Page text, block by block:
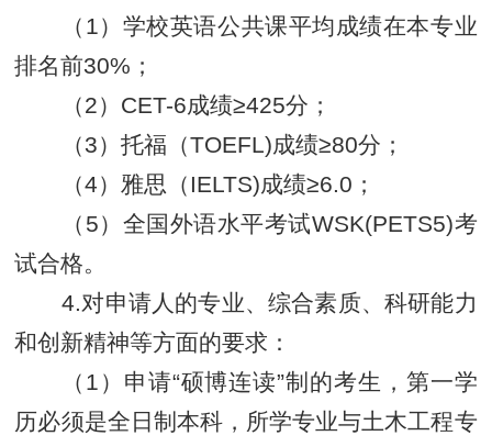
（1）学校英语公共课平均成绩在本专业
排名前30%；
（2）CET-6成绩≥425分；
（3）托福（TOEFL)成绩≥80分；
（4）雅思（IELTS)成绩≥6.0；
（5）全国外语水平考试WSK(PETS5)考
试合格。
4.对申请人的专业、综合素质、科研能力
和创新精神等方面的要求：
（1）申请“硕博连读”制 的考生，第一学
历必须是全日制本科，所学专业与土木工程专